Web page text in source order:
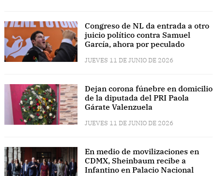
Congreso de NL da entrada a otro
juicio político contra Samuel
García, ahora por peculado
JUEVES 11 DE JUNIO DE 2026
Dejan corona fúnebre en domicilio
de la diputada del PRI Paola
Gárate Valenzuela
JUEVES 11 DE JUNIO DE 2026
En medio de movilizaciones en
CDMX, Sheinbaum recibe a
Infantino en Palacio Nacional